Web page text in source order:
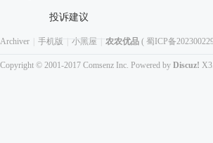
投诉建议
Archiver 手机版 小黑屋 农农优品 ( 蜀ICP备
Copyright © 2001-2017 Comsenz Inc. Powered by Discuz!